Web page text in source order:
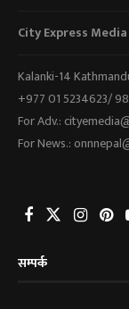
City Express
Kalanki-14
+977 01 5234623/
For Adv.:
For News.:
सम्पर्क